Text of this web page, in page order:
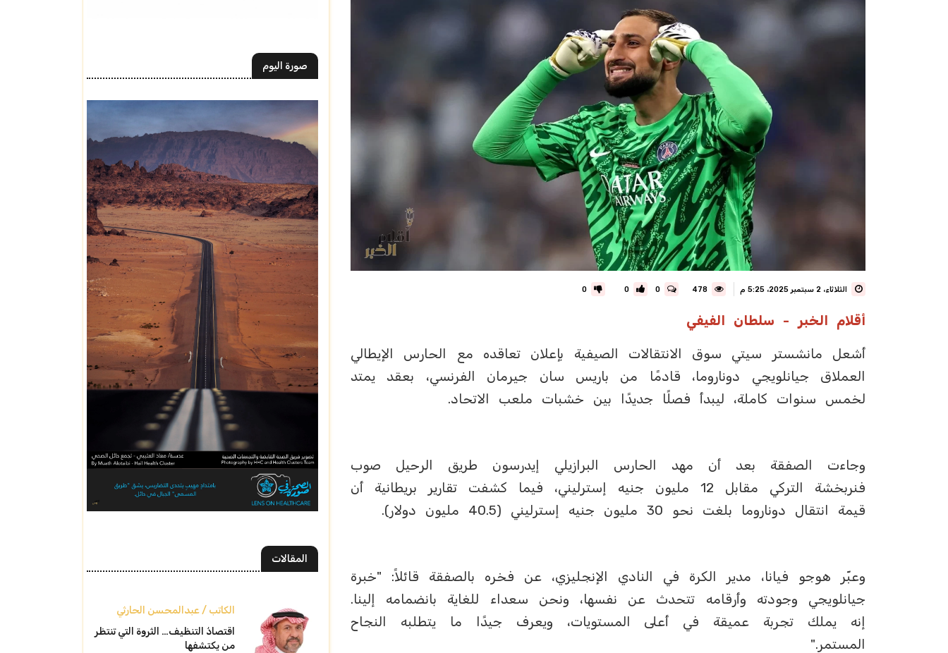
الثلاثاء، 2 سبتمبر 2025، 5:25 م 0
0
0
أقلام الخبر - سلطان الفيفي
أشعل مانشستر سيتي سوق الانتقالات الصيفية بإعلان تعاقده مع الحارس الإيطالي
العملاق جيانلويجي دوناروما، قادمًا من باريس سان جيرمان الفرنسي، بعقد يمتد
لخمس سنوات كاملة، ليبدأ فصلًا جديدًا بين خشبات ملعب الاتحاد.
وجاءت الصفقة بعد أن مهد الحارس البرازيلي إيدرسون طريق الرحيل صوب
فنربخشة التركي مقابل 12 مليون جنيه إسترليني، فيما كشفت تقارير بريطانية أن
قيمة انتقال دوناروما بلغت نحو 30 مليون جنيه إسترليني (40.5 مليون دولار).
وعبّر هوجو فيانا، مدير الكرة في النادي الإنجليزي، عن فخره بالصفقة قائلاً: "خبرة
جيانلويجي وجودته وأرقامه تتحدث عن نفسها، ونحن سعداء للغاية بانضمامه إلينا.
إنه يملك تجربة عميقة في أعلى المستويات، ويعرف جيدًا ما يتطلبه النجاح
المستمر."
صورة اليوم
المقالات
الكاتب / عبدالمحسن الحارثي
اقتصادُ التنظيف… الثروة التي تنتظر
من يكتشفها